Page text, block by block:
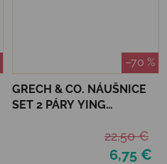
–70 %
GRECH & CO. NÁUŠNICE
SET 2 PÁRY YING
6,75 €
22,50 €